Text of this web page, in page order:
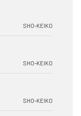
SHO-KEIKO
SHO-KEIKO
SHO-KEIKO